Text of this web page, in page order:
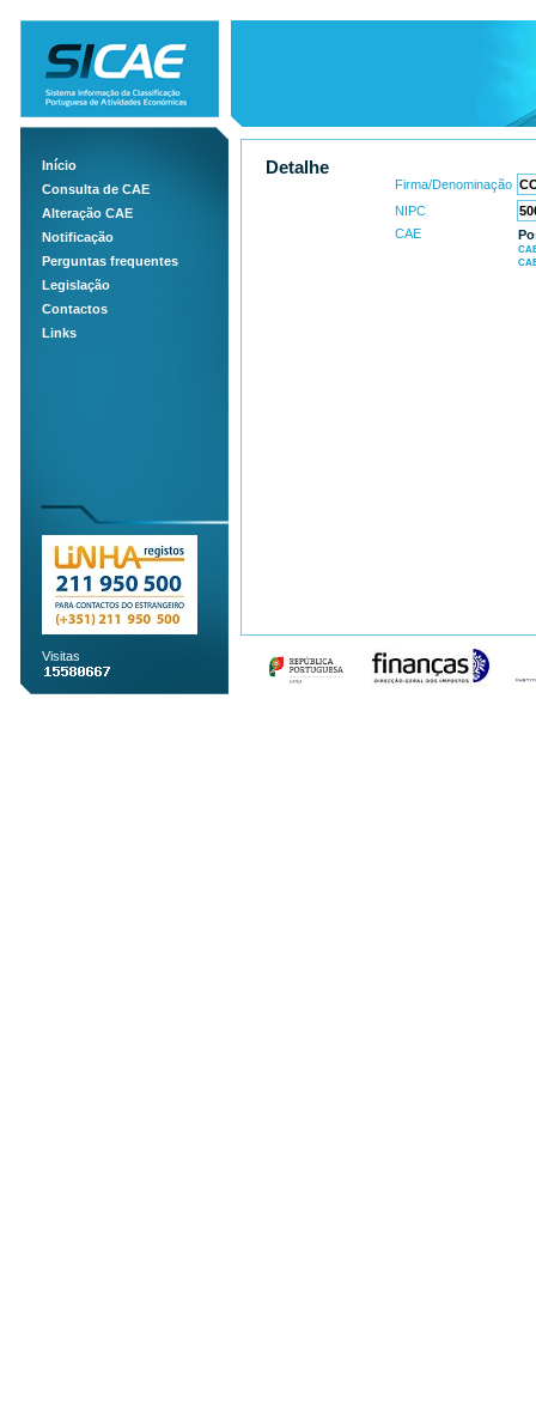
Início
Consulta de CAE
Alteração CAE
Notificação
Perguntas frequentes
Legislação
Contactos
Links
Visitas
Detalhe
Firma/Denominação
NIPC
CAE